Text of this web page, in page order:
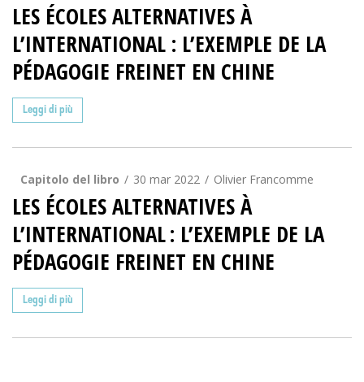
LES ÉCOLES ALTERNATIVES À
L’INTERNATIONAL : L’EXEMPLE DE LA
PÉDAGOGIE FREINET EN CHINE
Leggi di più
Capitolo del libro 30 mar 2022 Olivier Francomme
LES ÉCOLES ALTERNATIVES À
L’INTERNATIONAL : L’EXEMPLE DE LA
PÉDAGOGIE FREINET EN CHINE
Leggi di più